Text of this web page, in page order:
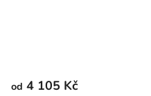
od 4 105 Kč